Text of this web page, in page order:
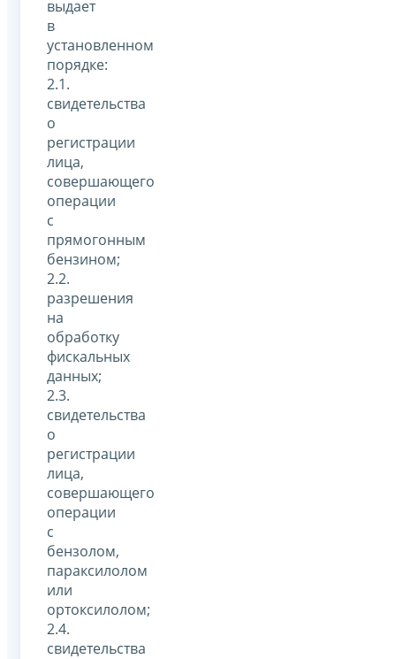
выдает
в
установленном
порядке:
2.1.
свидетельства
о
регистрации
лица,
совершающего
операции
с
прямогонным
бензином;
2.2.
разрешения
на
обработку
фискальных
данных;
2.3.
свидетельства
о
регистрации
лица,
совершающего
операции
с
бензолом,
параксилолом
или
ортоксилолом;
2.4.
свидетельства